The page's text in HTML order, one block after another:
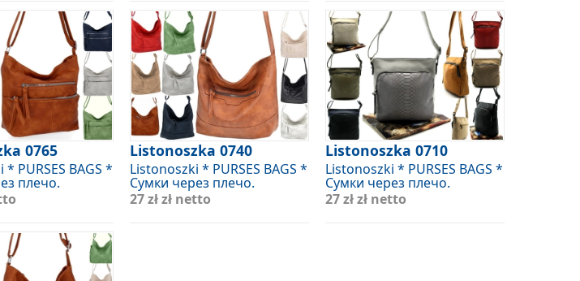
0765
PURSES BAGS *
плечо.
Listonoszka 0740
Listonoszki * PURSES BAGS *
Сумки через плечо.
27 złzł netto
Listonoszka 0710
Listonoszki * PURSES BAGS *
Сумки через плечо.
27 złzł netto